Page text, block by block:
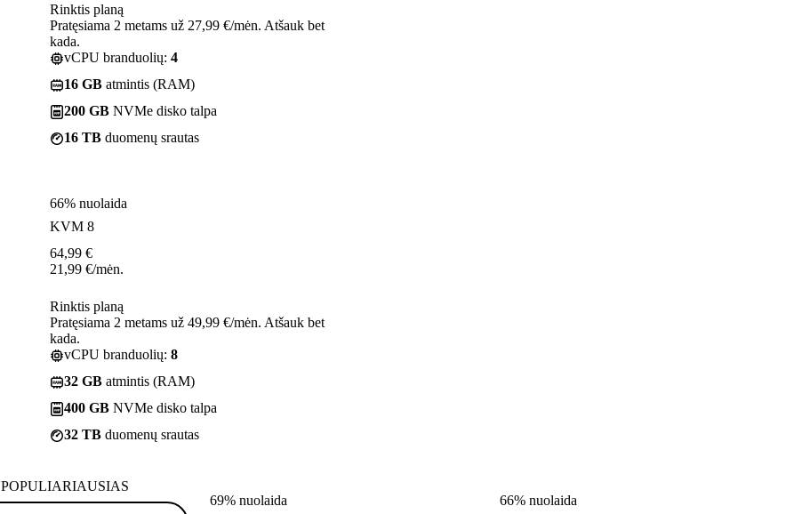
Rinktis planą
Pratęsiama 2 metams už 27,99 €/mėn. Atšauk bet
kada.
vCPU branduolių: 4
16 GB atmintis (RAM)
200 GB NVMe disko talpa
16 TB duomenų srautas
66% nuolaida
KVM 8
64,99 €
21,99 €/mėn.
Rinktis planą
Pratęsiama 2 metams už 49,99 €/mėn. Atšauk bet
kada.
vCPU branduolių: 8
32 GB atmintis (RAM)
400 GB NVMe disko talpa
32 TB duomenų srautas
POPULIARIAUSIAS
69% nuolaida
66% nuolaida